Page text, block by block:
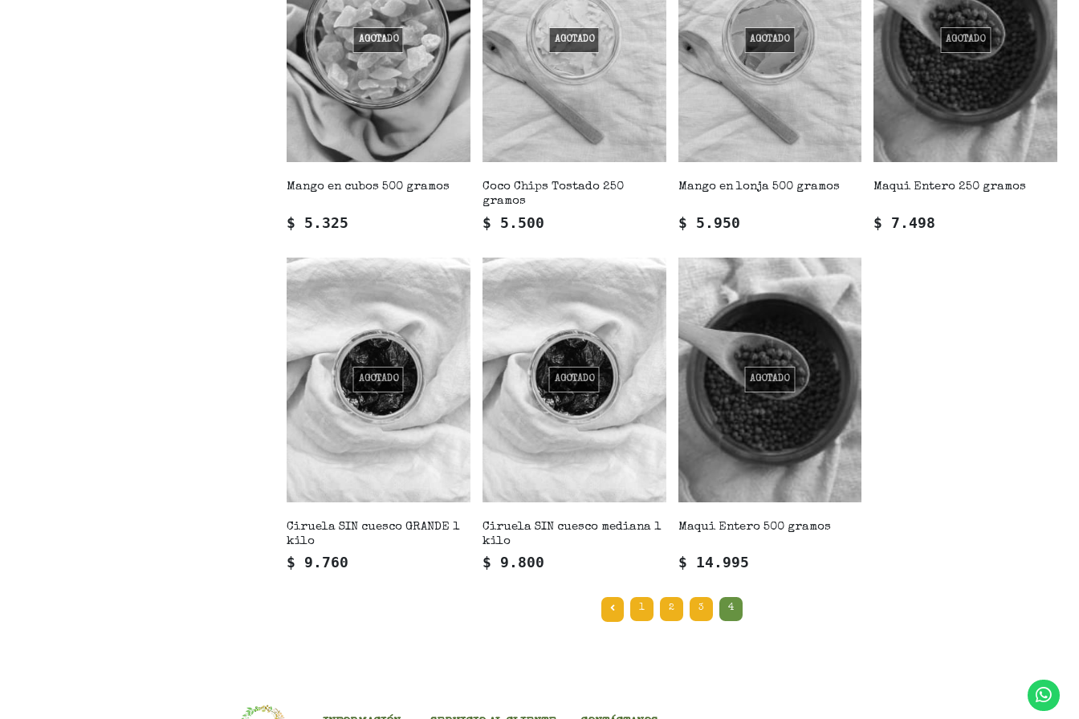
AGOTADO
Mango en cubos 500 gramos
$ 5.325
AGOTADO
Coco Chips Tostado 250
gramos
$ 5.500
AGOTADO
Mango en lonja 500 gramos
$ 5.950
AGOTADO
Maqui Entero 250 gramos
$ 7.498
AGOTADO
Ciruela SIN cuesco GRANDE 1
kilo
$ 9.760
AGOTADO
Ciruela SIN cuesco mediana 1
kilo
$ 9.800
AGOTADO
Maqui Entero 500 gramos
$ 14.995
1 2 3 4